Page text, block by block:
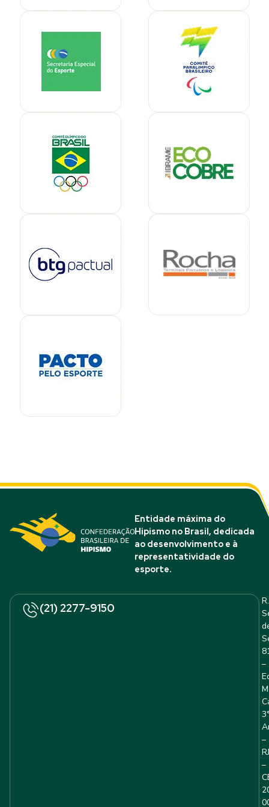
Entidade máxima do
Hipismo no Brasil, dedicada
ao desenvolvimento e à
representatividade do
esporte.
(21) 2277-9150
R.
–
–
RJ
–